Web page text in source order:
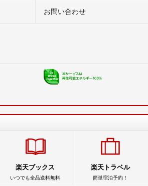
お問い合わせ
楽天ブックス
いつでも全品送料無料
楽天トラベル
簡単宿泊予約！